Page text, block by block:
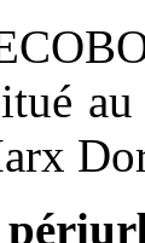
au